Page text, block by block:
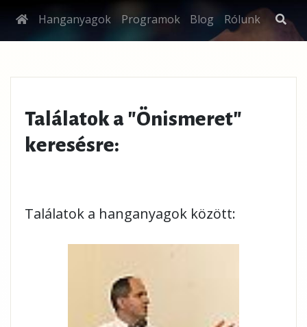
Hanganyagok Programok Blog Rólunk
Találatok a "Önismeret"
keresésre:
Találatok a hanganyagok között: